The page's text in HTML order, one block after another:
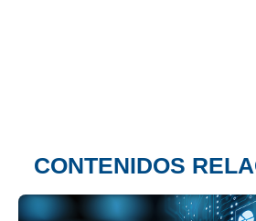
CONTENIDOS